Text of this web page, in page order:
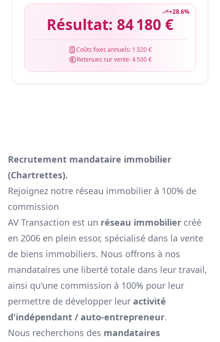
+28.6%
Résultat: 84 180 €
Coûts fixes annuels: 1 320 €
Retenues sur vente:4 500 €
Recrutement mandataire immobilier
(Chartrettes).
Rejoignez notre réseau immobilier à 100% de
commission
AV Transaction est un réseau immobilier créé
en 2006 en plein essor, spécialisé dans la vente
de biens immobiliers. Nous offrons à nos
mandataires une liberté totale dans leur travail,
ainsi qu'une commission à 100% pour leur
permettre de développer leur activité
d'indépendant / auto-entrepreneur.
Nous recherchons des mandataires